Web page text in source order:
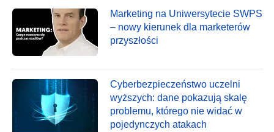
Marketing na Uniwersytecie SWPS
– nowy kierunek dla marketerów
przyszłości
Cyberbezpieczeństwo uczelni
wyższych: dane pokazują skalę
problemu, którego nie widać w
pojedynczych atakach